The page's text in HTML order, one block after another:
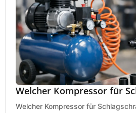
Welcher Kompressor für
Welcher Kompressor für